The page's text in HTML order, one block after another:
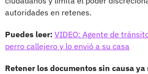
autoridades en retenes.
Puedes leer: VIDEO: Agente de
perro callejero y lo envió a su casa
Retener los documentos sin causa